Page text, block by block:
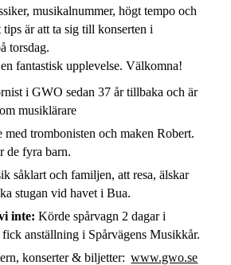
musikalnummer, högt tempo och
är att ta sig till konserten i
torsdag.
fantastisk upplevelse. Välkomna!
i GWO sedan 37 år tillbaka och är
musiklärare
trombonisten och maken Robert.
de fyra barn.
såklart och familjen, att resa, älskar
stugan vid havet i Bua.
inte: Körde spårvagn 2 dagar i
anställning i Spårvägens Musikkår.
konserter & biljetter: www.gwo.se